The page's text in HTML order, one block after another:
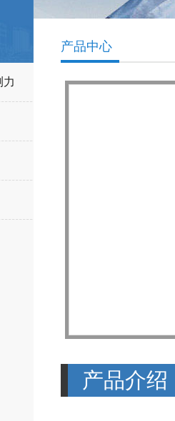
力
产品中心
产品介绍